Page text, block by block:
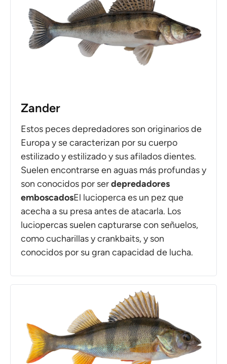
Zander
Estos peces depredadores son originarios de
Europa y se caracterizan por su cuerpo
estilizado y estilizado y sus afilados dientes.
Suelen encontrarse en aguas más profundas y
son conocidos por serdepredadores
emboscadosEl lucioperca es un pez que
acecha a su presa antes de atacarla. Los
luciopercas suelen capturarse con señuelos,
como cucharillas y crankbaits, y son
conocidos por su gran capacidad de lucha.